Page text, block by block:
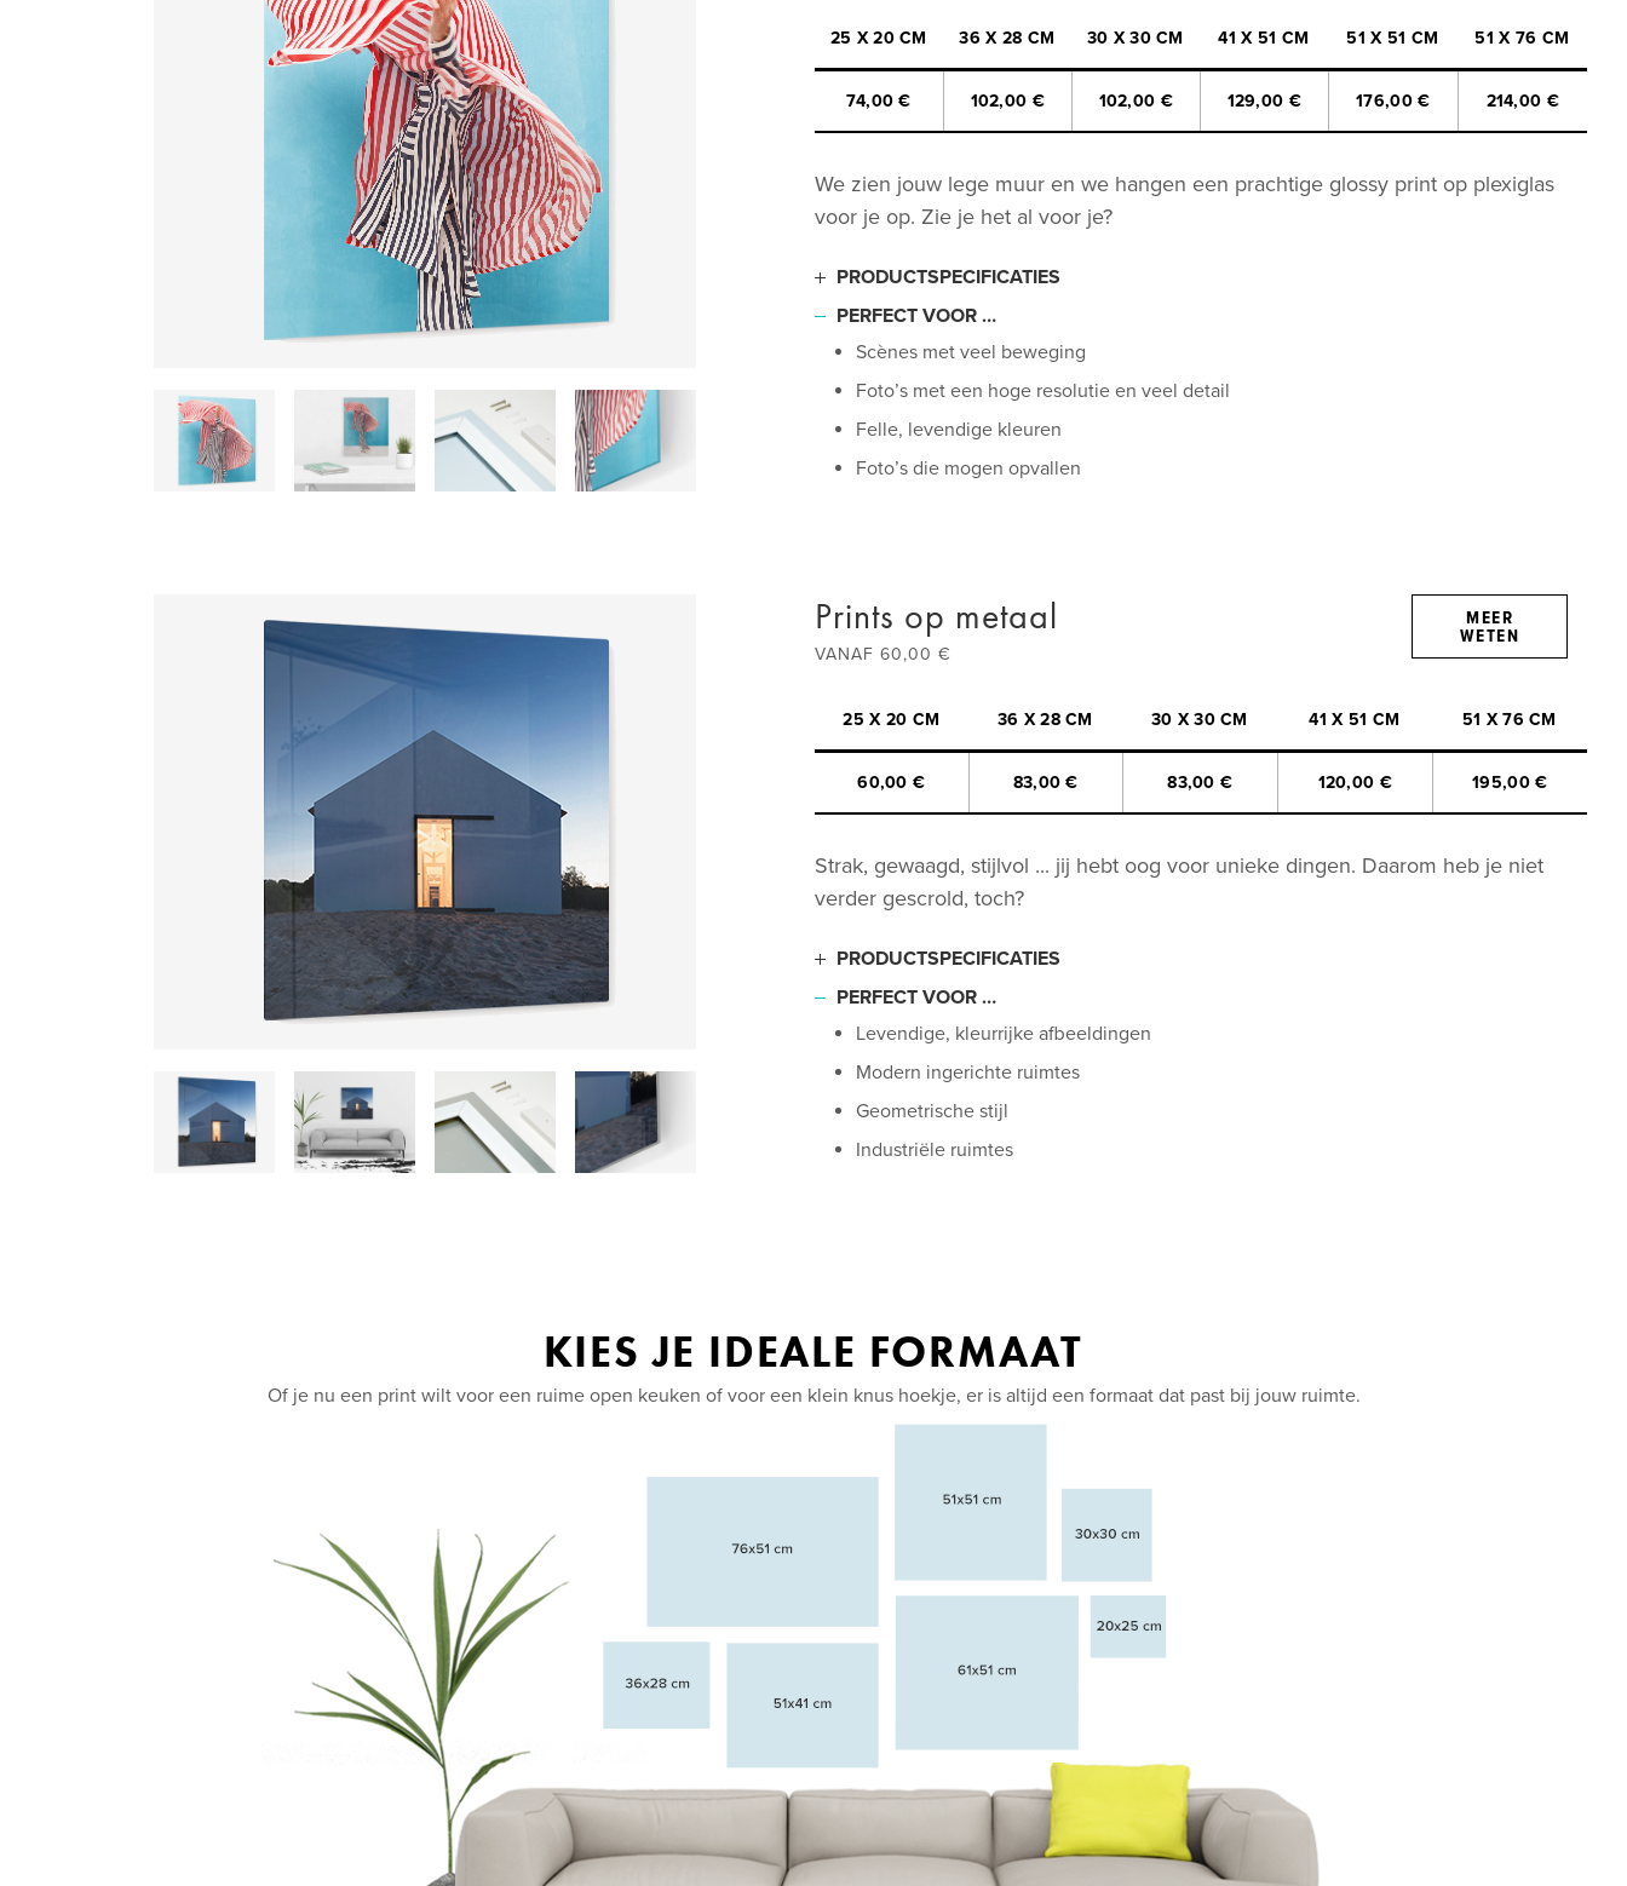
25 X 20 CM 36 X 28 CM 30 X 30 CM 41 X 51 CM 51 X 51 CM 51 X 76 CM
74,00 € 102,00 € 102,00 € 129,00 € 176,00 € 214,00 €
We zien jouw lege muur en we hangen een prachtige glossy print op plexiglas
voor je op. Zie je het al voor je?
PRODUCTSPECIFICATIES
Optisch helder, premium plexiglas van fotokwaliteit
Drielaagse achterkant, waardoor de print goed beschermd is en niet doorschijnt
Een vervagingsbestendige UV-coating zorgt voor langdurige beeldhelderheid
Gladde diamantgepolijste randen
Inclusief bevestigingsinstructies
PERFECT VOOR …
Scènes met veel beweging
Foto’s met een hoge resolutie en veel detail
Felle, levendige kleuren
Foto’s die mogen opvallen
Prints op metaal
VANAF 60,00 €
MEER
WETEN
25 X 20 CM 36 X 28 CM 30 X 30 CM 41 X 51 CM 51 X 76 CM
60,00 € 83,00 € 83,00 € 120,00 € 195,00 €
Strak, gewaagd, stijlvol ... jij hebt oog voor unieke dingen. Daarom heb je niet
verder gescrold, toch?
PRODUCTSPECIFICATIES
Ultradunne aluminium plaat
Gladde, afgeronde randen
Superieure beeldhelderheid
Waarheidsgetrouwe kleurweergave
Hoogglanzende coating
PERFECT VOOR …
Levendige, kleurrijke afbeeldingen
Modern ingerichte ruimtes
Geometrische stijl
Industriële ruimtes
KIES JE IDEALE FORMAAT
Of je nu een print wilt voor een ruime open keuken of voor een klein knus hoekje, er is altijd een formaat dat past bij jouw ruimte.